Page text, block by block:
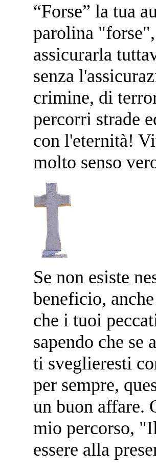
“Forse” la tua
parolina
assicurarla
senza
crimine, di
percorri strade
con l'eternità!
molto senso
Se non esiste
beneficio,
che i tuoi
sapendo che se
ti sveglieresti
per sempre,
un buon affare.
mio percorso,
essere alla